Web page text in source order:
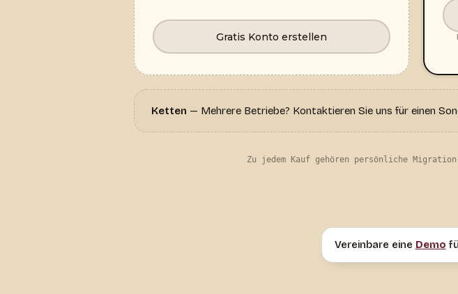
Gratis Konto erstellen
Ketten — Mehrere Betriebe? Kontaktieren Sie uns für einen
Zu jedem Kauf gehören persönliche
Vereinbare eine Demo